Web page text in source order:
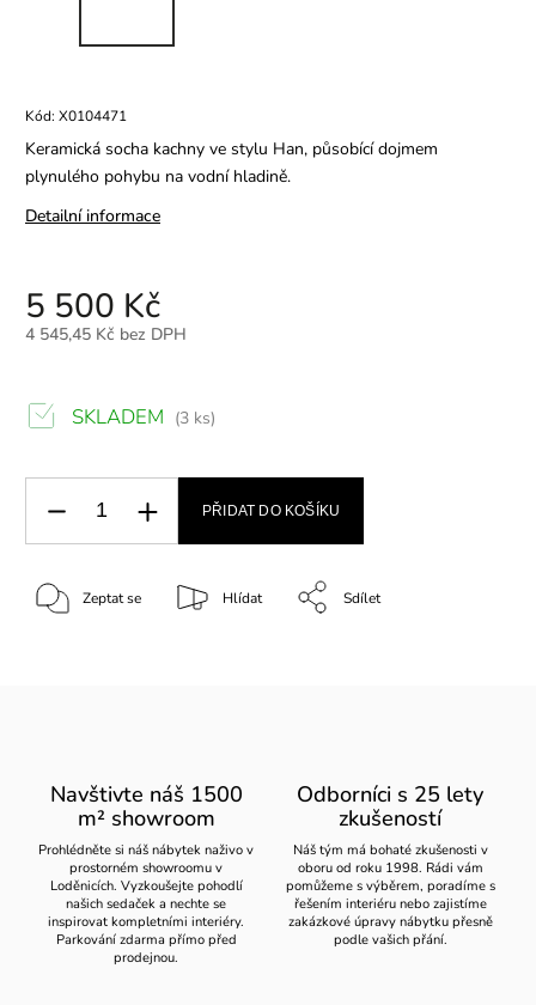
Kód: X0104471
Keramická socha kachny ve stylu Han, působící dojmem
plynulého pohybu na vodní hladině.
Detailní informace
5 500 Kč
4 545,45 Kč bez DPH
SKLADEM (3 ks)
PŘIDAT DO KOŠÍKU
Zeptat se Hlídat Sdílet
Navštivte náš 1500
m² showroom
Prohlédněte si náš nábytek naživo v
prostorném showroomu v
Loděnicích. Vyzkoušejte pohodlí
našich sedaček a nechte se
inspirovat kompletními interiéry.
Parkování zdarma přímo před
prodejnou.
Odborníci s 25 lety
zkušeností
Náš tým má bohaté zkušenosti v
oboru od roku 1998. Rádi vám
pomůžeme s výběrem, poradíme s
řešením interiéru nebo zajistíme
zakázkové úpravy nábytku přesně
podle vašich přání.